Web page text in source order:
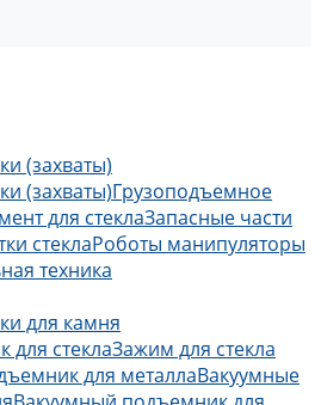
(захваты)
(захваты)Грузоподъемное
для стеклаЗапасные части
стеклаРоботы манипуляторы
техника
для камня
стеклаЗажим для стекла
для металлаВакуумные